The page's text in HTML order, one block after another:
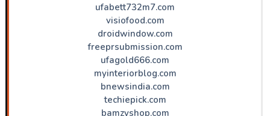
ufabett732m7.com
visiofood.com
droidwindow.com
freeprsubmission.com
ufagold666.com
myinteriorblog.com
bnewsindia.com
techiepick.com
bamzyshop.com